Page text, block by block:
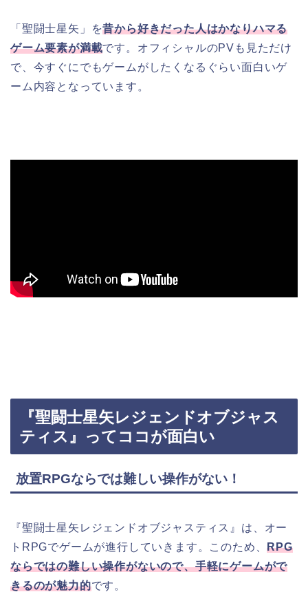
「聖闘士星矢」を昔から好きだった人はかなりハマる
ゲーム要素が満載です。オフィシャルのPVも見ただけ
で、今すぐにでもゲームがしたくなるぐらい面白いゲ
ーム内容となっています。
『聖闘士星矢レジェンドオブジャス
ティス』ってココが面白い
放置RPGならでは難しい操作がない！
『聖闘士星矢レジェンドオブジャスティス』は、オー
トRPGでゲームが進行していきます。このため、RPG
ならではの難しい操作がないので、手軽にゲームがで
きるのが魅力的です。